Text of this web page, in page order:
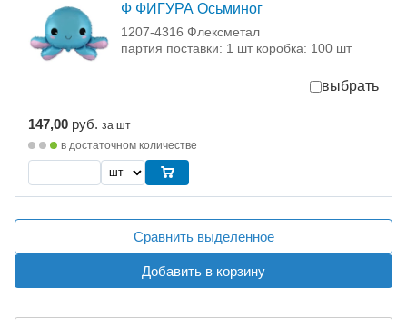
Ф ФИГУРА Осьминог
1207-4316 Флексметал
партия поставки: 1 шт коробка: 100 шт
выбрать
147,00 руб. за шт
в достаточном количестве
Сравнить выделенное
Добавить в корзину